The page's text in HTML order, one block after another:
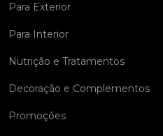
Para Exterior
Para Interior
Nutrição e Tratamentos
Decoração e Complementos
Promoções